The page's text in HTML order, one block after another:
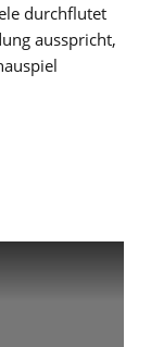
durchflutet
ausspricht,